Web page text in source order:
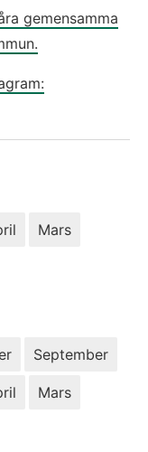
gemensamma
Mars
September
Mars